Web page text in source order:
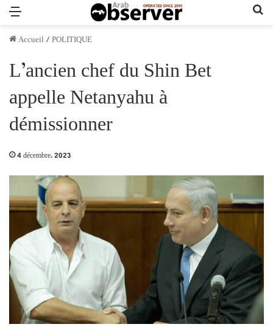
Accueil /POLITIQUE
L’ancien chef du Shin Bet
appelle Netanyahu à
démissionner
4 décembre، 2023